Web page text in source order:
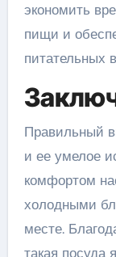
экономить
пищи и
питательных
Правильный
и ее умелое
комфортом
холодными
месте.
такая посуда